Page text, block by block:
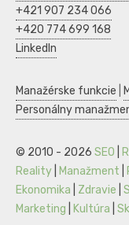
+421 907 234 066
+420 774 699 168
LinkedIn
Manažérske funkcie
Personálny
© 2010 - 2026 SEO
Reality
Manažment
Ekonomika
Zdravie
Marketing
Kultúra